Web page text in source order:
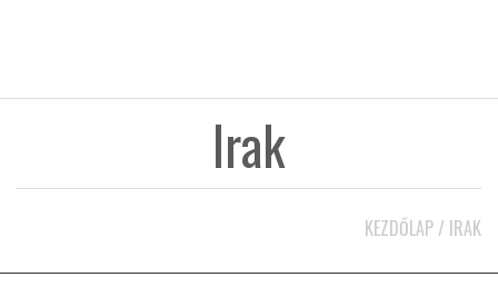
HÍR3D
Irak
KEZDŐLAP / IRAK